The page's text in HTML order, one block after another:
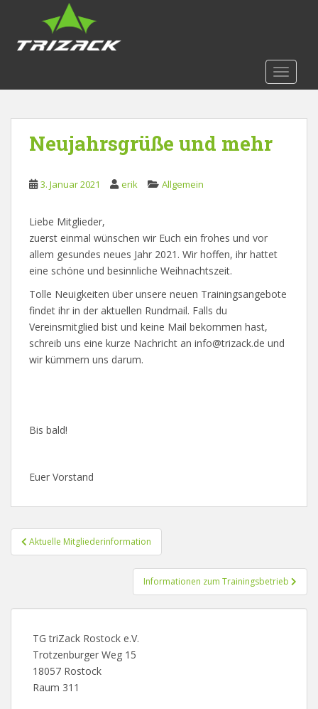
o
Neujahrsgrüße und mehr
3. Januar 2021 erik Allgemein
Liebe Mitglieder,
zuerst einmal wünschen wir Euch ein frohes und vor
allem gesundes neues Jahr 2021. Wir hoffen, ihr hattet
eine schöne und besinnliche Weihnachtszeit.
Tolle Neuigkeiten über unsere neuen Trainingsangebote
findet ihr in der aktuellen Rundmail. Falls du
Vereinsmitglied bist und keine Mail bekommen hast,
schreib uns eine kurze Nachricht an info@trizack.de und
wir kümmern uns darum.
Bis bald!
Euer Vorstand
Beitragsnavigation
Aktuelle Mitgliederinformation
Informationen zum Trainingsbetrieb
TG triZack Rostock e.V.
Trotzenburger Weg 15
18057 Rostock
Raum 311